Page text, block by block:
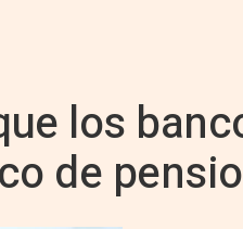
los
de